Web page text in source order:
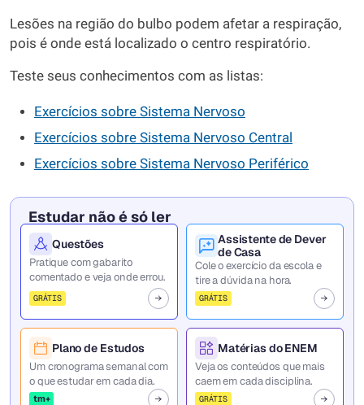
Lesões na região do bulbo podem afetar a respiração,
pois é onde está localizado o centro respiratório.
Teste seus conhecimentos com as listas:
Exercícios sobre Sistema Nervoso
Exercícios sobre Sistema Nervoso Central
Exercícios sobre Sistema Nervoso Periférico
Estudar não é só ler
Questões
Pratique com gabarito
comentado e veja onde errou.
GRÁTIS
Assistente de Dever
de Casa
Cole o exercício da escola e
tire a dúvida na hora.
GRÁTIS
Plano de Estudos
Um cronograma semanal com
o que estudar em cada dia.
tm+
Matérias do ENEM
Veja os conteúdos que mais
caem em cada disciplina.
GRÁTIS